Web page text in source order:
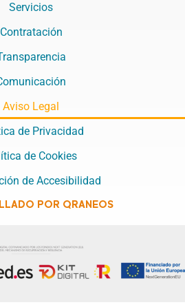
Servicios
Contratación
Aviso Legal
de Privacidad
de Cookies
de Accesibilidad
POR QRANEOS